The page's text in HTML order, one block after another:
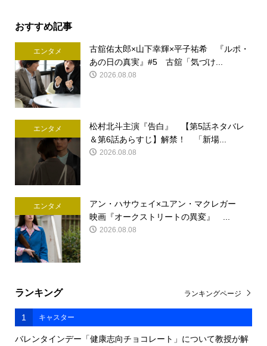
おすすめ記事
エンタメ
古舘佑太郎×山下幸輝×平子祐希 『ルポ・
あの日の真実』#5 古舘「気づけ...
2026.08.08
エンタメ
松村北斗主演『告白』 【第5話ネタバレ
＆第6話あらすじ】解禁！ 「新場...
2026.08.08
エンタメ
アン・ハサウェイ×ユアン・マクレガー
映画『オークストリートの異変』 ...
2026.08.08
ランキング
1 キャスター
バレンタインデー「健康志向チョコレート」について教授が解
ランキングページ